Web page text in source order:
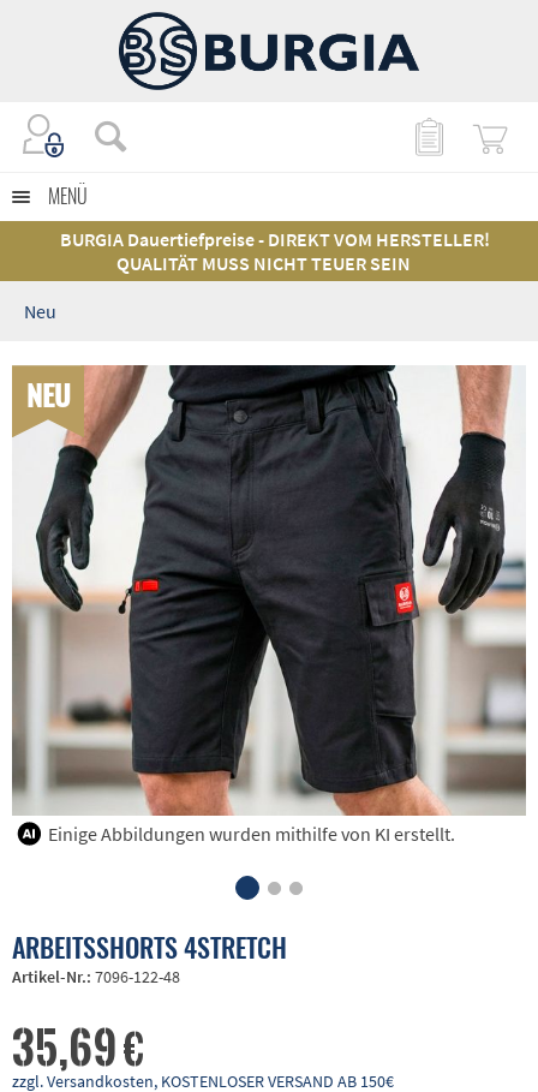
MENÜ
BURGIA Dauertiefpreise - DIREKT VOM HERSTELLER!
QUALITÄT MUSS NICHT TEUER SEIN
Neu
NEU
Einige Abbildungen wurden mithilfe von KI erstellt.
ARBEITSSHORTS 4STRETCH
Artikel-Nr.: 7096-122-48
35,69 €
zzgl. Versandkosten, KOSTENLOSER VERSAND AB 150€